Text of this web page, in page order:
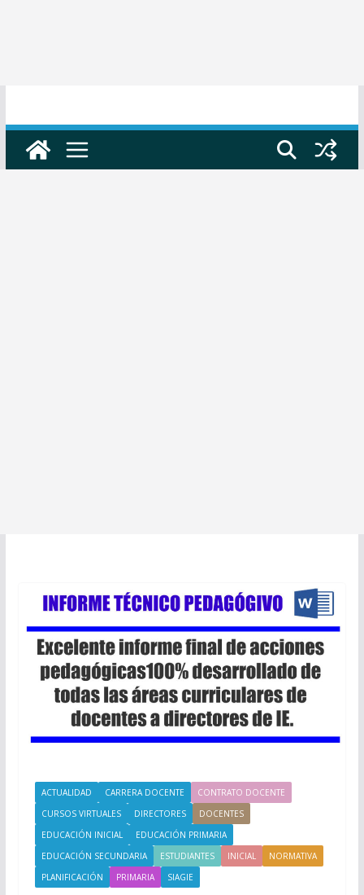
ACTUALIDAD CARRERA DOCENTE
CONTRATO DOCENTE
CURSOS VIRTUALES
DIRECTORES
DOCENTES
EDUCACIÓN INICIAL
EDUCACIÓN PRIMARIA
EDUCACIÓN SECUNDARIA
ESTUDIANTES INICIAL
NORMATIVA
PLANIFICACIÓN
PRIMARIA SIAGIE